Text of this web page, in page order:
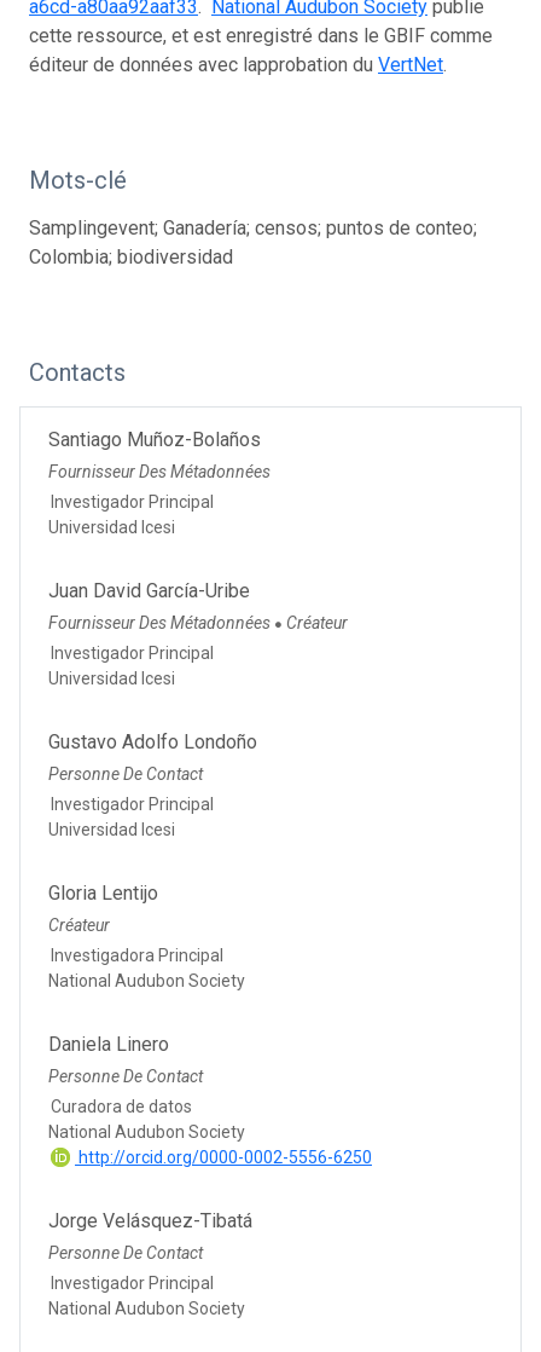
a6cd-a80aa92aaf33. National Audubon Society publie
cette ressource, et est enregistré dans le GBIF comme
éditeur de données avec lapprobation du VertNet.
Mots-clé
Samplingevent; Ganadería; censos; puntos de conteo;
Colombia; biodiversidad
Contacts
Santiago Muñoz-Bolaños
Fournisseur Des Métadonnées
Investigador Principal
Universidad Icesi
Juan David García-Uribe
Fournisseur Des Métadonnées ● Créateur
Investigador Principal
Universidad Icesi
Gustavo Adolfo Londoño
Personne De Contact
Investigador Principal
Universidad Icesi
Gloria Lentijo
Créateur
Investigadora Principal
National Audubon Society
Daniela Linero
Personne De Contact
Curadora de datos
National Audubon Society
http://orcid.org/0000-0002-5556-6250
Jorge Velásquez-Tibatá
Personne De Contact
Investigador Principal
National Audubon Society